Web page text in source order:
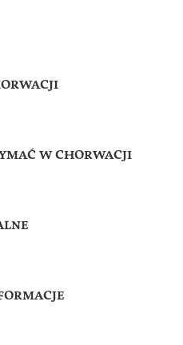
W CHORWACJI